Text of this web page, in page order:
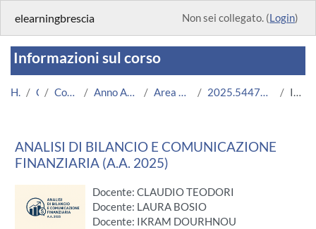
elearningbrescia Non sei collegato. (Login)
Informazioni sul corso
Home Corsi Corsi Istituzionali Anno Accademico 2025/2026 Area Economico-Statistica 2025.54471R.2025.22.703055.N0_22216 Introduzione
ANALISI DI BILANCIO E COMUNICAZIONE
FINANZIARIA (A.A. 2025)
Docente: CLAUDIO TEODORI
Docente: LAURA BOSIO
Docente: IKRAM DOURHNOU